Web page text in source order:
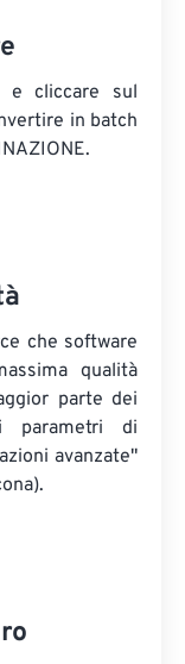
e cliccare sul
in batch
che software
qualità
parte dei
parametri di
avanzate"